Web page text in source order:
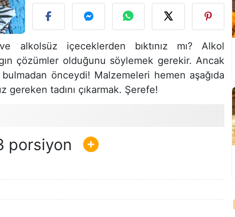
alkolsüz içeceklerden bıktınız mı? Alkol
çözümler olduğunu söylemek gerekir. Ancak
önceydi! Malzemeleri hemen aşağıda
gereken tadını çıkarmak. Şerefe!